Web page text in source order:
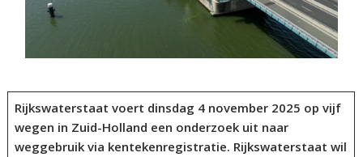
Rijkswaterstaat voert dinsdag 4 november 2025 op vijf
wegen in Zuid-Holland een onderzoek uit naar
weggebruik via kentekenregistratie. Rijkswaterstaat wil